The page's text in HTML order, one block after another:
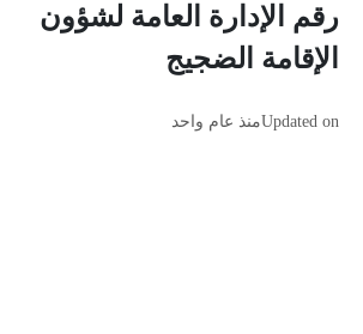
رقم الإدارة العامة لشؤون
الإقامة الضجيج
Updated onمنذ عام واحد